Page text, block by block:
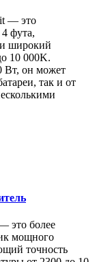
— это
фута,
широкий
10 000K.
Вт, он может
так и от
это более
мощного
точность